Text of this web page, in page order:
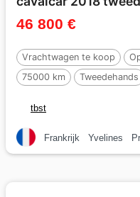
46 800 €
Vrachtwagen te koop
75000 km
Tweedehands
tbst
Frankrijk Yvelines